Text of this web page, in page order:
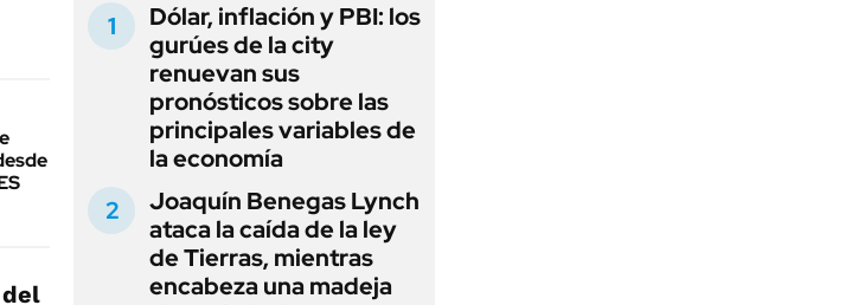
Dólar, inflación y PBI: los
gurúes de la city
renuevan sus
pronósticos sobre las
principales variables de
la economía
Joaquín Benegas Lynch
ataca la caída de la ley
de Tierras, mientras
encabeza una madeja